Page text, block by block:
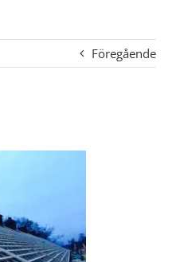
Föregående